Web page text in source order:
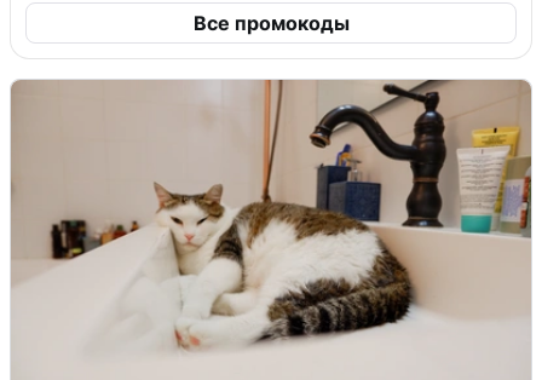
Все промокоды